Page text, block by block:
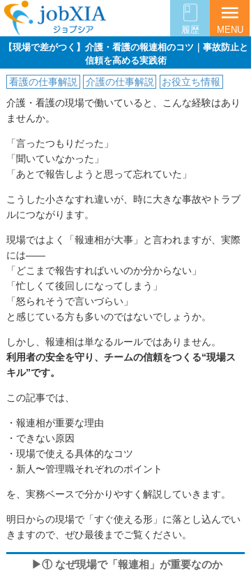
履歴
menu
MENU
【現場で差がつく】介護・看護の報連相のコツ｜事故防止と
信頼を高める実践術
看護の仕事解説 介護の仕事解説
お役立ち情報
介護・看護の現場で働いていると、こんな経験はあり
ませんか。
「言ったつもりだった」
「聞いていなかった」
「あとで報告しようと思って忘れていた」
こうした小さなすれ違いが、時に大きな事故やトラブ
ルにつながります。
現場ではよく「報連相が大事」と言われますが、実際
には――
「どこまで報告すればいいのか分からない」
「忙しくて後回しになってしまう」
「怒られそうで言いづらい」
と感じている方も多いのではないでしょうか。
しかし、報連相は単なるルールではありません。
利用者の安全を守り、チームの信頼をつくる“現場ス
キル”です。
この記事では、
・報連相が重要な理由
・できない原因
・現場で使える具体的なコツ
・新人〜管理職それぞれのポイント
を、実務ベースで分かりやすく解説していきます。
明日からの現場で「すぐ使える形」に落とし込んでい
きますので、ぜひ最後までご覧ください。
▶① なぜ現場で「報連相」が重要なのか